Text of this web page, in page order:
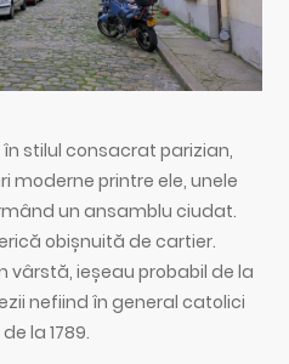
stilul consacrat parizian,
moderne printre ele, unele
un ansamblu ciudat.
obișnuită de cartier.
vârstă, ieșeau probabil de la
nefiind în general catolici
la 1789.